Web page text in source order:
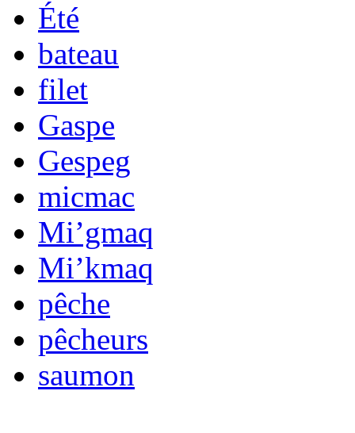
Été
bateau
filet
Gaspe
Gespeg
micmac
Mi’gmaq
Mi’kmaq
pêche
pêcheurs
saumon